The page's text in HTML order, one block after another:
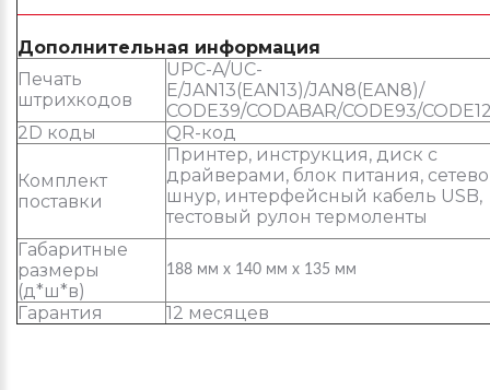
Дополнительная информация
Печать
штрихкодов
UPC-A/UC-
E/JAN13(EAN13)/JAN8(EAN8)/
CODE39/CODABAR/CODE93/
2D коды
QR-код
Комплект
поставки
Принтер, инструкция, диск с
драйверами, блок питания,
шнур, интерфейсный кабель USB,
тестовый рулон термоленты
Габаритные
размеры
(д*ш*в)
188 мм х 140 мм х 135 мм
Гарантия 12 месяцев